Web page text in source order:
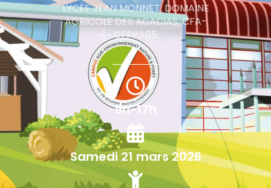
LYCÉE JEAN MONNET, DOMAINE
AGRICOLE DES ACACIAS, CFA-
CFPPA65
9h-17h
Samedi 21 mars 2026